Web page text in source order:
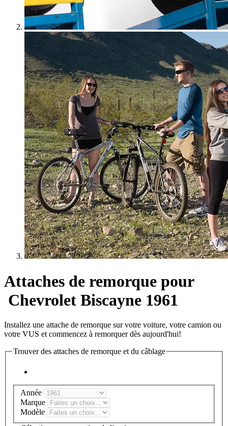
Attaches de remorque pour
Chevrolet Biscayne 1961
Installez une attache de remorque sur votre voiture, votre camion ou
votre VUS et commencez à remorquer dès aujourd'hui!
Trouver des attaches de remorque et du câblage
Année
Marque
Modèle